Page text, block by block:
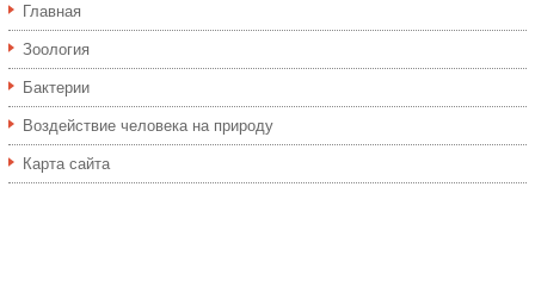
Главная
Зоология
Бактерии
Воздействие человека на природу
Карта сайта